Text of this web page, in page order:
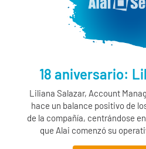
18 aniversario:
Liliana Salazar, Account
hace un balance positivo de
de la compañía, centrándose
que Alai comenzó su